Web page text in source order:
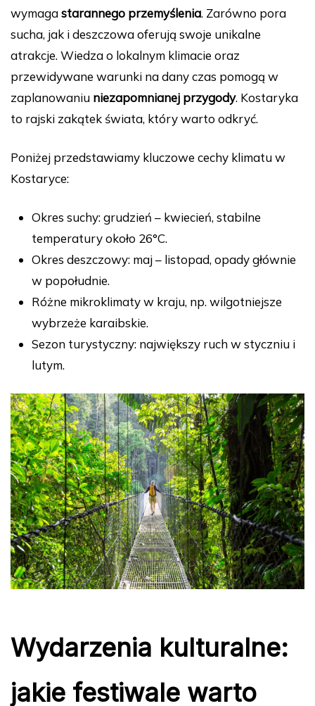
wymagastarannego przemyślenia. Zarówno pora
sucha, jak i deszczowa oferują swoje unikalne
atrakcje. Wiedza o lokalnym klimacie oraz
przewidywane warunki na dany czas pomogą w
zaplanowaniu niezapomnianej przygody. Kostaryka
to rajski zakątek świata, który warto odkryć.
Poniżej przedstawiamy kluczowe cechy klimatu w
Kostaryce:
Okres suchy: grudzień – kwiecień, stabilne
temperatury około 26°C.
Okres deszczowy: maj – listopad, opady głównie
w popołudnie.
Różne mikroklimaty w kraju, np. wilgotniejsze
wybrzeże karaibskie.
Sezon turystyczny: największy ruch w styczniu i
lutym.
Wydarzenia kulturalne:
jakie festiwale warto